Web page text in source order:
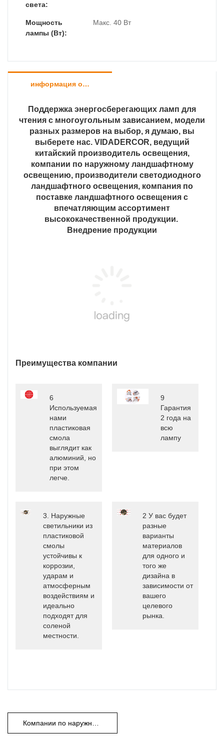
света:
Мощность
лампы (Вт):
Макс. 40 Вт
информация о продукте
Поддержка энергосберегающих ламп для
чтения с многоугольным зависанием, модели
разных размеров на выбор, я думаю, вы
выберете нас. VIDADERCOR, ведущий
китайский производитель освещения,
компании по наружному ландшафтному
освещению, производители светодиодного
ландшафтного освещения, компания по
поставке ландшафтного освещения с
впечатляющим ассортимент
высококачественной продукции.
Внедрение продукции
Преимущества компании
6
Используемая
нами
пластиковая
смола
выглядит как
алюминий, но
при этом
легче.
9
Гарантия
2 года на
всю
лампу
3. Наружные
светильники из
пластиковой
смолы
устойчивы к
коррозии,
ударам и
атмосферным
воздействиям и
идеально
подходят для
соленой
местности.
2 У вас будет
разные
варианты
материалов
для одного и
того же
дизайна в
зависимости от
вашего
целевого
рынка.